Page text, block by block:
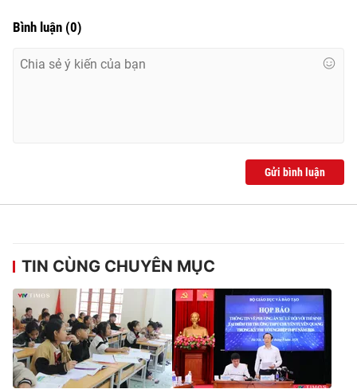
Bình luận (0)
Gửi bình luận
TIN CÙNG CHUYÊN MỤC